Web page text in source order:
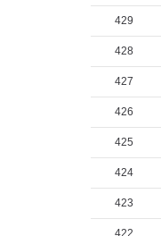
429
428
427
426
425
424
423